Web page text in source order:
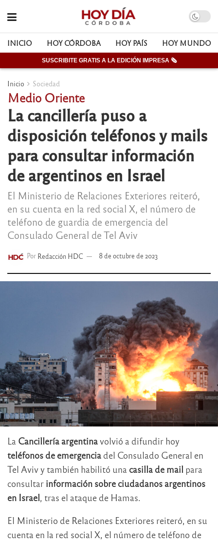
INICIO HOY CÓRDOBA HOY PAÍS HOY MUNDO
SUSCRIBITE GRATIS A LA EDICIÓN IMPRESA 🗞
Inicio Sociedad
Medio Oriente
La cancillería puso a
disposición teléfonos y mails
para consultar información
de argentinos en Israel
El Ministerio de Relaciones Exteriores reiteró,
en su cuenta en la red social X, el número de
teléfono de guardia de emergencia del
Consulado General de Tel Aviv
Por Redacción HDC 8 de octubre de 2023
La Cancillería argentinavolvió a difundir hoy
teléfonos de emergencia del Consulado General en
Tel Aviv y también habilitó una casilla de mail para
consultar información sobre ciudadanos argentinos
en Israel, tras el ataque de Hamas.
El Ministerio de Relaciones Exteriores reiteró, en su
cuenta en la red social X, el número de teléfono de